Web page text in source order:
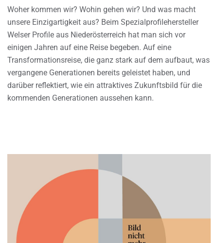
Woher kommen wir? Wohin gehen wir? Und was macht
unsere Einzigartigkeit aus? Beim Spezialprofilehersteller
Welser Profile aus Niederösterreich hat man sich vor
einigen Jahren auf eine Reise begeben. Auf eine
Transformationsreise, die ganz stark auf dem aufbaut, was
vergangene Generationen bereits geleistet haben, und
darüber reflektiert, wie ein attraktives Zukunftsbild für die
kommenden Generationen aussehen kann.